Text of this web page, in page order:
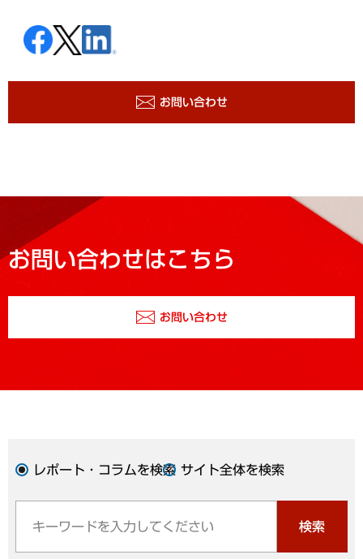
お問い合わせ
お問い合わせはこちら
お問い合わせ
レポート・コラムを検索 サイト全体を検索
検索